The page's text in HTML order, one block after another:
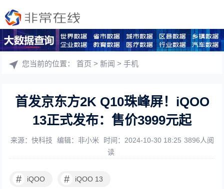
您当前的位置：首页 >新闻 >手机
首发京东方2K Q10珠峰屏！iQOO
13正式发布：售价3999元起
来源：快科技 编辑：非小米 时间：2024-10-30 18:25 3896人阅
读
# iQOO # iQOO 13